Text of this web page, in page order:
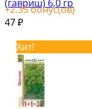
(гавриш) 6,0 гр
+2.35бонус(ов)
47 ₽
Хит!